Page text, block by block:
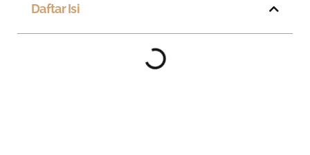
Daftar Isi